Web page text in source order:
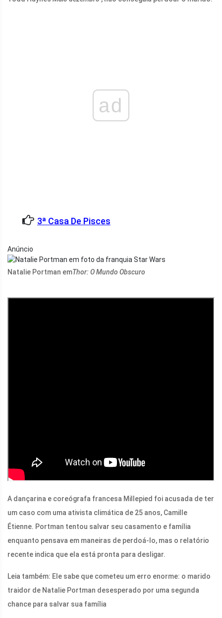
ad
3ª Casa De Pisces
Anúncio
Natalie Portman emThor: O Mundo Obscuro
A dançarina e coreógrafa francesa Millepied foi acusada de ter
um caso com uma ativista climática de 25 anos, Camille
Étienne. Portman tentou salvar seu casamento e família
enquanto pensava em maneiras de perdoá-lo, mas o relatório
recente indica que ela está pronta para desligar.
Leia também: Ele sabe que cometeu um erro enorme: o marido
traidor de Natalie Portman desesperado por uma segunda
chance para salvar sua família